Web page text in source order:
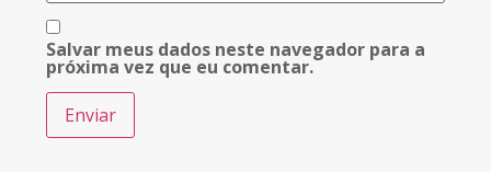
Salvar meus dados neste navegador para a
próxima vez que eu comentar.